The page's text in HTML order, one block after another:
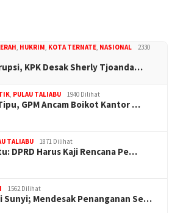
, HUKRIM, KOTA TERNATE, NASIONAL
2330
KPK Desak Sherly Tjoanda…
, PULAU TALIABU 1940 Dilihat
GPM Ancam Boikot Kantor …
TALIABU 1871 Dilihat
DPRD Harus Kaji Rencana Pe…
1562 Dilihat
Sunyi; Mendesak Penanganan Se…